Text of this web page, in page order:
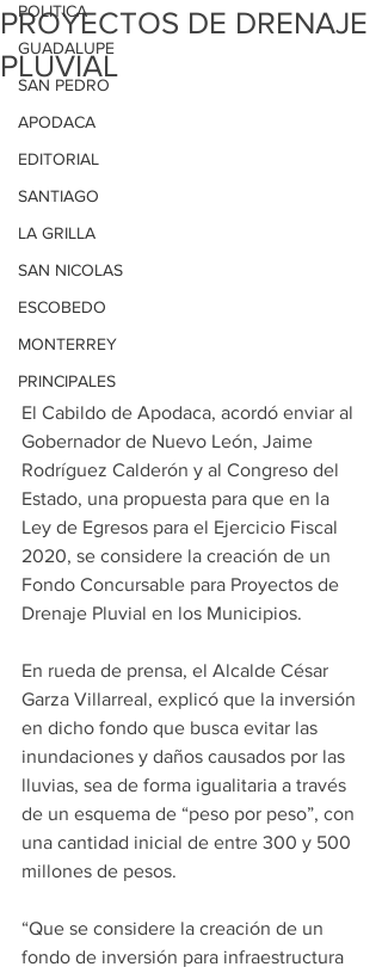
POLITICA
GUADALUPE
SAN PEDRO
APODACA
EDITORIAL
SANTIAGO
LA GRILLA
SAN NICOLAS
ESCOBEDO
MONTERREY
PRINCIPALES
PROYECTOS DE DRENAJE
PLUVIAL
El Cabildo de Apodaca, acordó enviar al
Gobernador de Nuevo León, Jaime
Rodríguez Calderón y al Congreso del
Estado, una propuesta para que en la
Ley de Egresos para el Ejercicio Fiscal
2020, se considere la creación de un
Fondo Concursable para Proyectos de
Drenaje Pluvial en los Municipios.
En rueda de prensa, el Alcalde César
Garza Villarreal, explicó que la inversión
en dicho fondo que busca evitar las
inundaciones y daños causados por las
lluvias, sea de forma igualitaria a través
de un esquema de “peso por peso”, con
una cantidad inicial de entre 300 y 500
millones de pesos.
“Que se considere la creación de un
fondo de inversión para infraestructura